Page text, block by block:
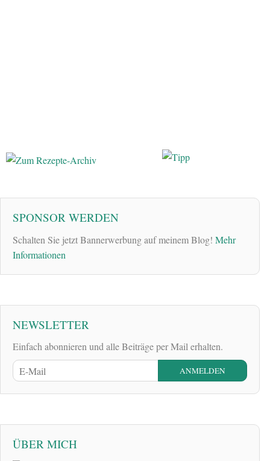
SPONSOR WERDEN
Schalten Sie jetzt Bannerwerbung auf meinem Blog! Mehr
Informationen
NEWSLETTER
Einfach abonnieren und alle Beiträge per Mail erhalten.
ÜBER MICH